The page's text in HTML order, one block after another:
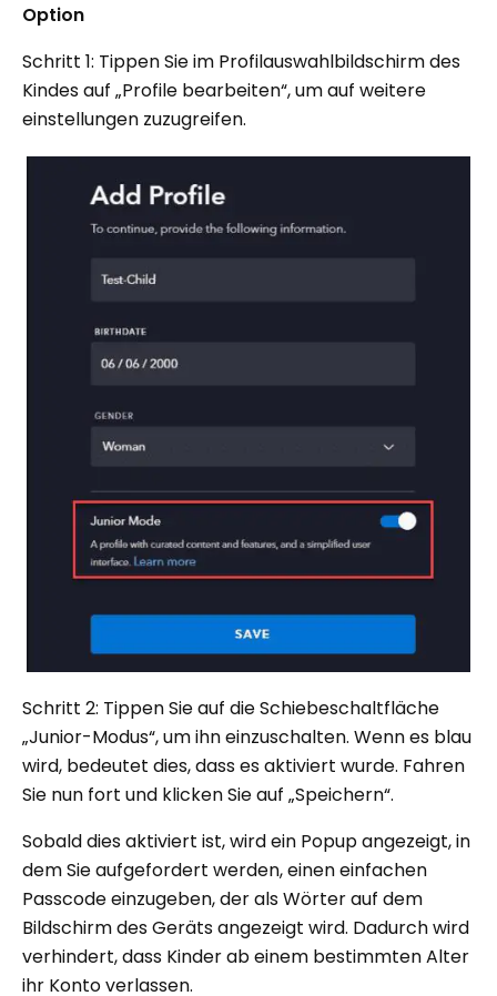
Option
Schritt 1: Tippen Sie im Profilauswahlbildschirm des
Kindes auf „Profile bearbeiten“, um auf weitere
einstellungen zuzugreifen.
Schritt 2: Tippen Sie auf die Schiebeschaltfläche
„Junior-Modus“, um ihn einzuschalten. Wenn es blau
wird, bedeutet dies, dass es aktiviert wurde. Fahren
Sie nun fort und klicken Sie auf „Speichern“.
Sobald dies aktiviert ist, wird ein Popup angezeigt, in
dem Sie aufgefordert werden, einen einfachen
Passcode einzugeben, der als Wörter auf dem
Bildschirm des Geräts angezeigt wird. Dadurch wird
verhindert, dass Kinder ab einem bestimmten Alter
ihr Konto verlassen.